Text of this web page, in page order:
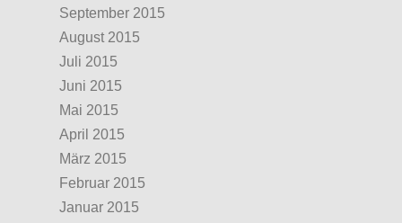
September 2015
August 2015
Juli 2015
Juni 2015
Mai 2015
April 2015
März 2015
Februar 2015
Januar 2015